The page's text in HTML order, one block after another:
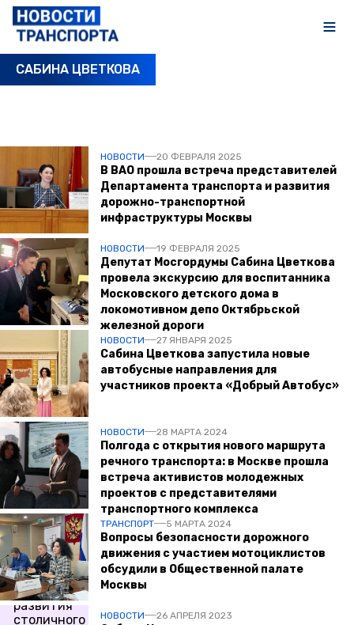
САБИНА ЦВЕТКОВА
НОВОСТИ 20 ФЕВРАЛЯ 2025
В ВАО прошла встреча представителей
Департамента транспорта и развития
дорожно-транспортной
инфраструктуры Москвы
НОВОСТИ 19 ФЕВРАЛЯ 2025
Депутат Мосгордумы Сабина Цветкова
провела экскурсию для воспитанника
Московского детского дома в
локомотивном депо Октябрьской
железной дороги
НОВОСТИ 27 ЯНВАРЯ 2025
Сабина Цветкова запустила новые
автобусные направления для
участников проекта «Добрый Автобус»
НОВОСТИ 28 МАРТА 2024
Полгода с открытия нового маршрута
речного транспорта: в Москве прошла
встреча активистов молодежных
проектов с представителями
транспортного комплекса
ТРАНСПОРТ 5 МАРТА 2024
Вопросы безопасности дорожного
движения с участием мотоциклистов
обсудили в Общественной палате
Москвы
НОВОСТИ 26 АПРЕЛЯ 2023